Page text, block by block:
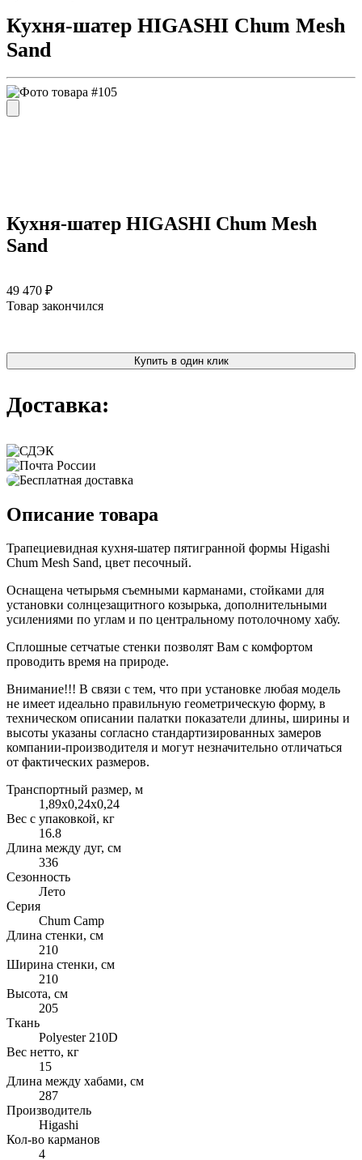
Кухня-шатер HIGASHI Chum Mesh
Sand
Кухня-шатер HIGASHI Chum Mesh
Sand
49 470 ₽
Товар закончился
Купить в один клик
Доставка:
Описание товара
Трапециевидная кухня-шатер пятигранной формы Higashi
Chum Mesh Sand, цвет песочный.
Оснащена четырьмя съемными карманами, стойками для
установки солнцезащитного козырька, дополнительными
усилениями по углам и по центральному потолочному хабу.
Сплошные сетчатые стенки позволят Вам с комфортом
проводить время на природе.
Внимание!!! В связи с тем, что при установке любая модель
не имеет идеально правильную геометрическую форму, в
техническом описании палатки показатели длины, ширины и
высоты указаны согласно стандартизированных замеров
компании-производителя и могут незначительно отличаться
от фактических размеров.
Транспортный размер, м
1,89x0,24x0,24
Вес с упаковкой, кг
16.8
Длина между дуг, см
336
Сезонность
Лето
Серия
Chum Camp
Длина стенки, см
210
Ширина стенки, см
210
Высота, см
205
Ткань
Polyester 210D
Вес нетто, кг
15
Длина между хабами, см
287
Производитель
Higashi
Кол-во карманов
4